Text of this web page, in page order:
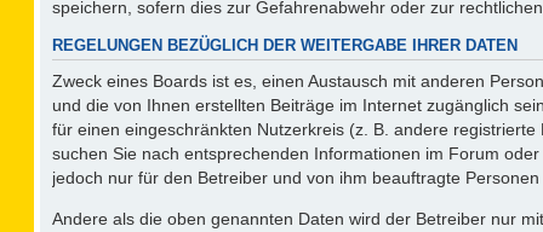
speichern, sofern dies zur Gefahrenabwehr oder zur
REGELUNGEN BEZÜGLICH DER WEITERGABE IHRER DATEN
Zweck eines Boards ist es, einen Austausch mit anderen
und die von Ihnen erstellten Beiträge im Internet zugänglich
für einen eingeschränkten Nutzerkreis (z. B. andere
suchen Sie nach entsprechenden Informationen im Forum
jedoch nur für den Betreiber und von ihm beauftragte
Andere als die oben genannten Daten wird der Betreiber nur